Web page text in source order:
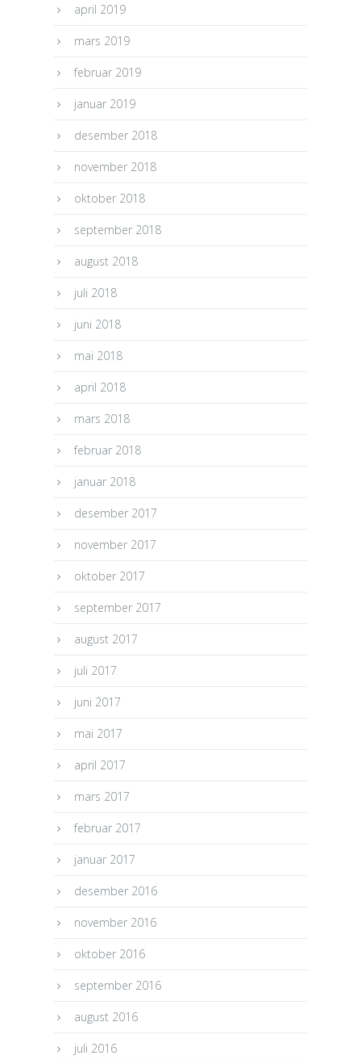
april 2019
mars 2019
februar 2019
januar 2019
desember 2018
november 2018
oktober 2018
september 2018
august 2018
juli 2018
juni 2018
mai 2018
april 2018
mars 2018
februar 2018
januar 2018
desember 2017
november 2017
oktober 2017
september 2017
august 2017
juli 2017
juni 2017
mai 2017
april 2017
mars 2017
februar 2017
januar 2017
desember 2016
november 2016
oktober 2016
september 2016
august 2016
juli 2016